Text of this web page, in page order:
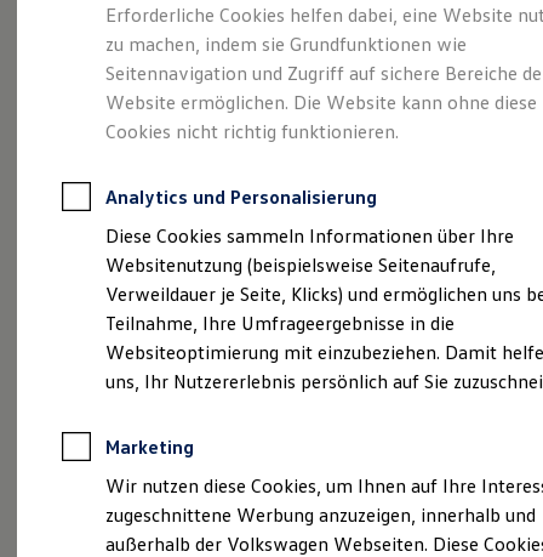
Leasing
Leasing-Angebote
Gebrauchtwagen Leasing
Junge Gebrauchtwagen-Leasing
Elektroauto Leasing
Kleinwagen-Leasing
Leasing ohne Anzahlung
Autokredit mit Schlussrate
Versicherungen und Garantien
Kfz-Versicherung
Restschuldversicherungen
Garantien
Wartungsverträge
Geschäftskunden
Professional Class bei Volkswagen
Großkunden
Behörden
Anpfiff zum Gewinn
Elektroautos
ID. Tutorials
Elektrofahrzeugkonzepte
Eine Spur Extra. Der
neue vollelektrische
ID. Polo
Erforderliche Cookies helfen dabei, eine Website
zu machen, indem sie Grundfunktionen wie
Seitennavigation und Zugriff auf sichere Bereiche
Website ermöglichen. Die Website kann ohne diese
Cookies nicht richtig funktionieren.
Analytics und Personalisierung
Diese Cookies sammeln Informationen über Ihre
Websitenutzung (beispielsweise Seitenaufrufe,
Verweildauer je Seite, Klicks) und ermöglichen uns
Teilnahme, Ihre Umfrageergebnisse in die
Websiteoptimierung mit einzubeziehen. Damit
uns, Ihr Nutzererlebnis persönlich auf Sie
Marketing
Wir nutzen diese Cookies, um Ihnen auf Ihre
zugeschnittene Werbung anzuzeigen, innerhalb und
außerhalb der Volkswagen Webseiten. Diese